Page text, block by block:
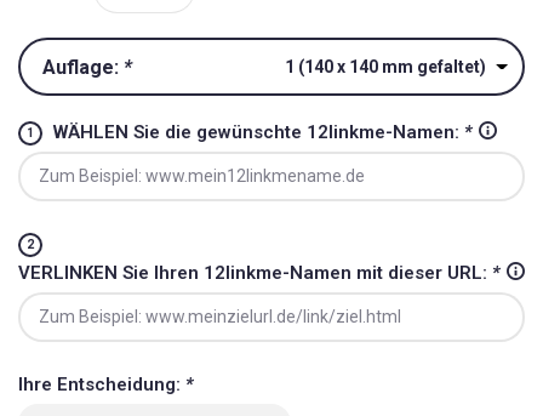
Auflage: * 1 (140 x 140 mm gefaltet)
WÄHLEN Sie die gewünschte 12linkme-Namen: *
VERLINKEN Sie Ihren 12linkme-Namen mit dieser URL: *
Ihre Entscheidung: *